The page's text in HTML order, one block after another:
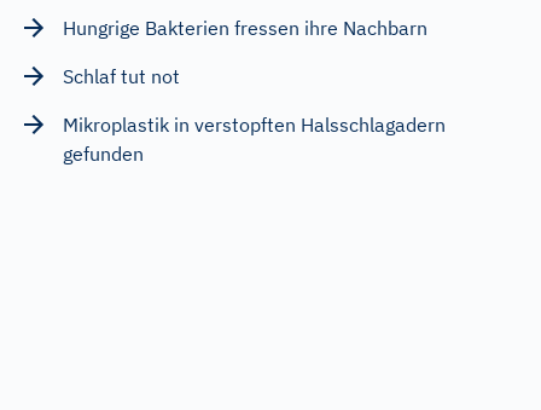
Hungrige Bakterien fressen ihre Nachbarn
Schlaf tut not
Mikroplastik in verstopften Halsschlagadern
gefunden